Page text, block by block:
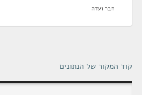
חבר ועדה
קוד המקור של הנתונים